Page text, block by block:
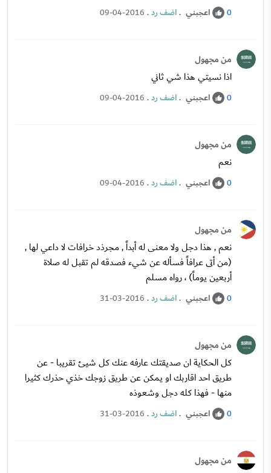
0 اعجبني .اضف رد.
09-04-2016
من مجهول
اذا نسيتي هذا شي ثاني
0 اعجبني .اضف رد.
09-04-2016
من مجهول
نعم
0 اعجبني .اضف رد.
09-04-2016
من مجهول
نعم , هذا دجل ولا معنى له أبداً , مجرذد خرافات لا داعي لها ,
(من أتى عرافاً فسأله عن شيء فصدقه لم تقبل له صلاة
أربعين يوماً) ، رواه مسلم
0 اعجبني .اضف رد.
31-03-2016
من مجهول
كل الحكاية ان صديقتك عارفه عنك كل شيئ تقريبا - عن
طريق احد اقاربك او يمكن عن طريق زوجك خذي حذرك كثيرا
منها - فهذا كله دجل وشعوذه
0 اعجبني .اضف رد.
31-03-2016
من مجهول